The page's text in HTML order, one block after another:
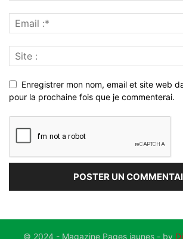
Enregistrer mon nom, email et site web
pour la prochaine fois que je commenterai.
© 2024 - Magazine Pages jaunes - by